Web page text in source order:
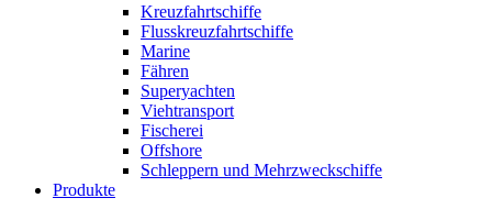
Kreuzfahrtschiffe
Flusskreuzfahrtschiffe
Marine
Fähren
Superyachten
Viehtransport
Fischerei
Offshore
Schleppern und Mehrzweckschiffe
Produkte